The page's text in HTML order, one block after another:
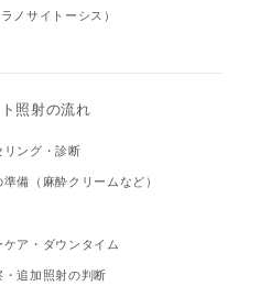
ノサイトーシス）
照射の流れ
ング・診断
備（麻酔クリームなど）
ア・ダウンタイム
追加照射の判断